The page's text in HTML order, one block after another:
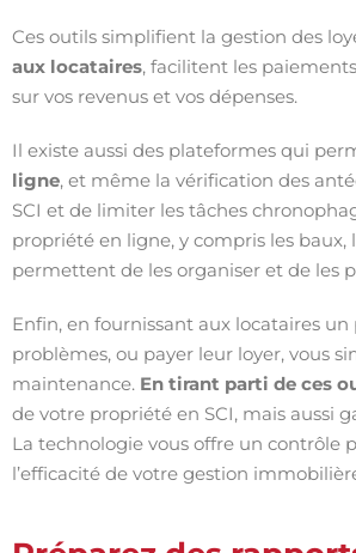
Ces outils simplifient la gestion des
aux locataires, facilitent les
sur vos revenus et vos dépenses.
Il existe aussi des plateformes qui
ligne, et même la vérification des
SCI et de limiter les tâches
propriété en ligne, y compris les baux,
permettent de les organiser et de les
Enfin, en fournissant aux locataires
problèmes, ou payer leur loyer, vous
maintenance. En tirant parti de ces
de votre propriété en SCI, mais aussi
La technologie vous offre un contrôle
l’efficacité de votre gestion